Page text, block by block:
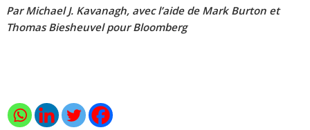
Par Michael J. Kavanagh, avec l’aide de Mark Burton et
Thomas Biesheuvel pour Bloomberg